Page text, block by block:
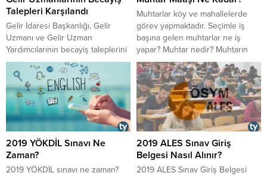
Talepleri Karşılandı
Gelir İdaresi Başkanlığı, Gelir
Uzmanı ve Gelir Uzman
Yardımcılarının becayiş taleplerini
kabul etti. Becayiş uygulaması ile
birlikte 174 uzmanın becayiş
sorunu çözüme kavuşmuş oldu.
Bir çok kamu kurum ve kuruluşun
becayiş ile ilgili hiç bir düzenleme
yapmadığı bu süreçte, Gelir
İdaresi Başkanlığının becayiş
taleplerini karşılayacağını
bildirmesi takdir topladı.
Muhtarlar köy ve mahallelerde
görev yapmaktadır. Seçimle iş
başına gelen muhtarlar ne iş
yapar? Muhtar nedir? Muhtarın
görevleri nelerdir? Muhtar
maaşları ne kadar? Nasıl muhtar
olunur? Muhtar maaşı ne kadar?
İşte muhtarlarla ilgili merak
ettikleriniz...
2019 YÖKDİL Sınavı Ne
Zaman?
2019 YÖKDİL sınavı ne zaman?
2019 ALES Sınav Giriş
Belgesi Nasıl Alınır?
2019 ALES Sınav Giriş Belgesi